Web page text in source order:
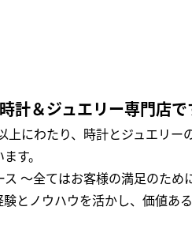
＆ジュエリー専門店で
にわたり、時計とジュエリ
す。
～全てはお客様の満足のた
とノウハウを活かし、価値